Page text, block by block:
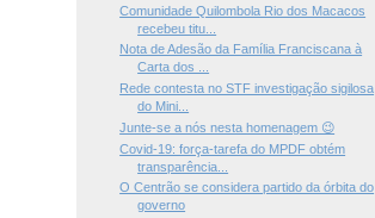
Comunidade Quilombola Rio dos Macacos
recebeu titu...
Nota de Adesão da Família Franciscana à
Carta dos ...
Rede contesta no STF investigação sigilosa
do Mini...
Junte-se a nós nesta homenagem 😉
Covid-19: força-tarefa do MPDF obtém
transparência...
O Centrão se considera partido da órbita do
governo